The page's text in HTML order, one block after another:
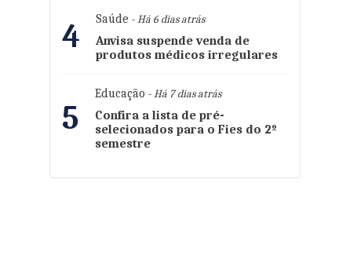
4 Saúde - Há 6 dias atrás
Anvisa suspende venda de
produtos médicos irregulares
5
Educação - Há 7 dias atrás
Confira a lista de pré-
selecionados para o Fies do 2º
semestre